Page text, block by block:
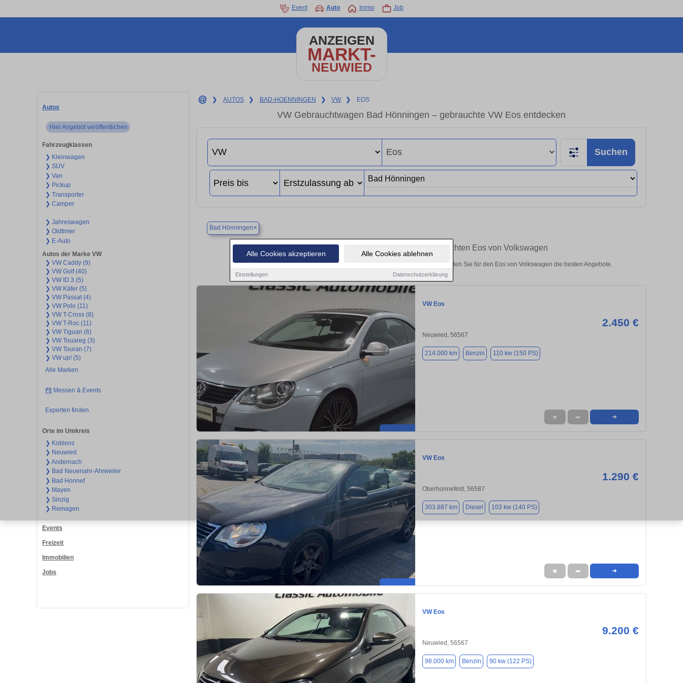
Alle Cookies akzeptieren Alle Cookies ablehnen
Einstellungen Datenschutzerklärung
Event Auto Immo Job
ANZEIGEN
MARKT-
NEUWIED
Autos
Hier Angebot veröffentlichen
Fahrzeugklassen
❯ Kleinwagen
❯ SUV
❯ Van
❯ Pickup
❯ Transporter
❯ Camper
❯ Jahreswagen
❯ Oldtimer
❯ E-Auto
Autos der Marke VW
❯ VW Caddy (9)
❯ VW Golf (40)
❯ VW ID.3 (5)
❯ VW Käfer (5)
❯ VW Passat (4)
❯ VW Polo (11)
❯ VW T-Cross (8)
❯ VW T-Roc (11)
❯ VW Tiguan (6)
❯ VW Touareg (3)
❯ VW Touran (7)
❯ VW up! (5)
Alle Marken
Messen & Events
Experten finden
Orte im Umkreis
❯ Koblenz
❯ Neuwied
❯ Andernach
❯ Bad Neuenahr-Ahrweiler
❯ Bad Honnef
❯ Mayen
❯ Sinzig
❯ Remagen
Events
Freizeit
Immobilien
Jobs
❯ AUTOS ❯ BAD-HOENNINGEN ❯ VW ❯ EOS
VW Gebrauchtwagen Bad Hönningen – gebrauchte VW Eos entdecken
Suchen
Bad Hönningen×
Finden Sie in Bad Hönningen Ihren gebrauchten Eos von Volkswagen
Entdecken Sie in Bad Hönningen gebrauchte VW Eos Gebrauchtwagen. Hier finden Sie für den Eos von Volkswagen die besten Angebote.
VW Eos
2.450 €
Neuwied, 56567
214.000 km Benzin 110 kw (150 PS)
★ ➦ ➜
VW Eos
1.290 €
Oberhonnefeld, 56587
303.887 km Diesel 103 kw (140 PS)
★ ➦ ➜
VW Eos
9.200 €
Neuwied, 56567
98.000 km Benzin 90 kw (122 PS)